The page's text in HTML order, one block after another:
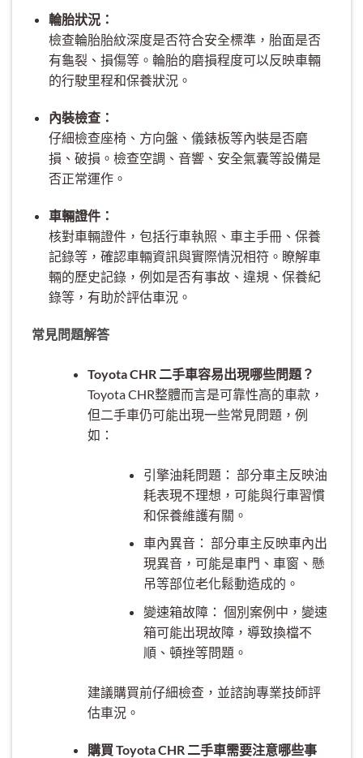
輪胎狀況：
檢查輪胎胎紋深度是否符合安全標準，胎面是否
有龜裂、損傷等。輪胎的磨損程度可以反映車輛
的行駛里程和保養狀況。
內裝檢查：
仔細檢查座椅、方向盤、儀錶板等內裝是否磨
損、破損。檢查空調、音響、安全氣囊等設備是
否正常運作。
車輛證件：
核對車輛證件，包括行車執照、車主手冊、保養
記錄等，確認車輛資訊與實際情況相符。瞭解車
輛的歷史記錄，例如是否有事故、違規、保養紀
錄等，有助於評估車況。
常見問題解答
Toyota CHR 二手車容易出現哪些問題？
Toyota CHR整體而言是可靠性高的車款，
但二手車仍可能出現一些常見問題，例
如：
引擎油耗問題： 部分車主反映油
耗表現不理想，可能與行車習慣
和保養維護有關。
車內異音： 部分車主反映車內出
現異音，可能是車門、車窗、懸
吊等部位老化鬆動造成的。
變速箱故障： 個別案例中，變速
箱可能出現故障，導致換檔不
順、頓挫等問題。
建議購買前仔細檢查，並諮詢專業技師評
估車況。
購買 Toyota CHR 二手車需要注意哪些事